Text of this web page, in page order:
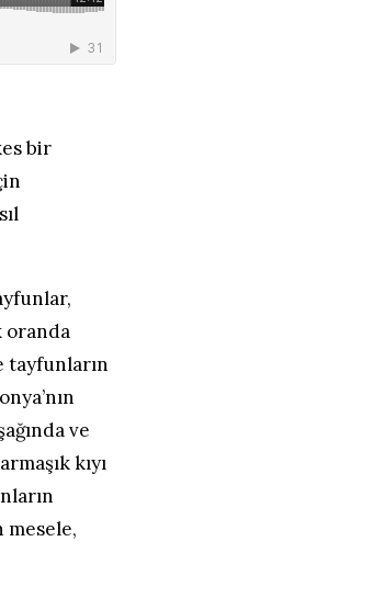
bir
oranda
tayfunların
ve
kıyı
mesele,